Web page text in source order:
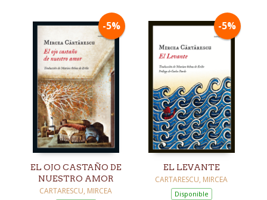
-5%
EL OJO CASTAÑO DE
NUESTRO AMOR
CARTARESCU, MIRCEA
-5%
EL LEVANTE
CARTARESCU, MIRCEA
Disponible